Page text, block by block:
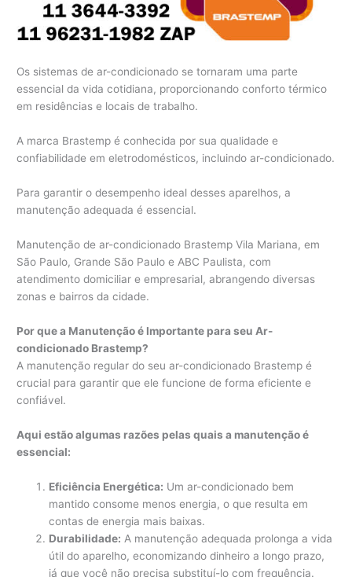
Os sistemas de ar-condicionado se tornaram uma parte
essencial da vida cotidiana, proporcionando conforto térmico
em residências e locais de trabalho.
A marca Brastemp é conhecida por sua qualidade e
confiabilidade em eletrodomésticos, incluindo ar-condicionado.
Para garantir o desempenho ideal desses aparelhos, a
manutenção adequada é essencial.
Manutenção de ar-condicionado Brastemp Vila Mariana, em
São Paulo, Grande São Paulo e ABC Paulista, com
atendimento domiciliar e empresarial, abrangendo diversas
zonas e bairros da cidade.
Por que a Manutenção é Importante para seu Ar-
condicionado Brastemp?
A manutenção regular do seu ar-condicionado Brastemp é
crucial para garantir que ele funcione de forma eficiente e
confiável.
Aqui estão algumas razões pelas quais a manutenção é
essencial:
Eficiência Energética: Um ar-condicionado bem
mantido consome menos energia, o que resulta em
contas de energia mais baixas.
Durabilidade: A manutenção adequada prolonga a vida
útil do aparelho, economizando dinheiro a longo prazo,
já que você não precisa substituí-lo com frequência.